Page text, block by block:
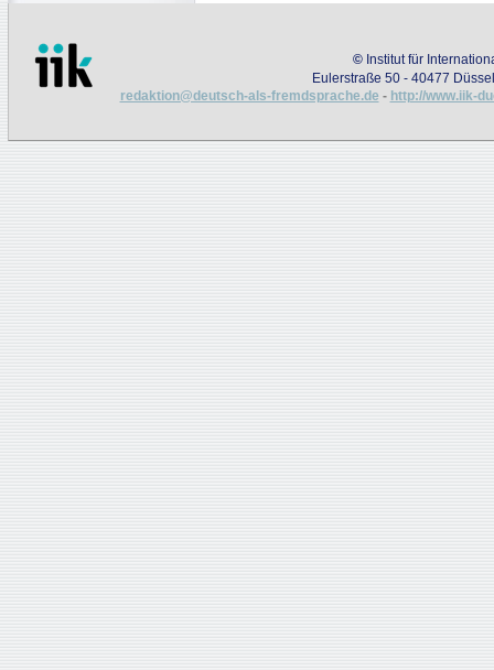
© Institut für
Eulerstraße 50 - 40477
redaktion@deutsch-als-fremdsprache.de - http://www.iik-